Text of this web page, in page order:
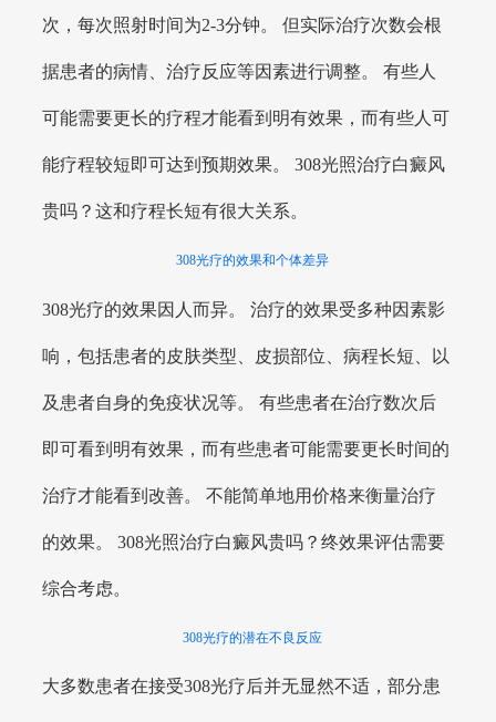
次，每次照射时间为2-3分钟。 但实际治疗次数会根
据患者的病情、治疗反应等因素进行调整。 有些人
可能需要更长的疗程才能看到明有效果，而有些人可
能疗程较短即可达到预期效果。 308光照治疗白癜风
贵吗？这和疗程长短有很大关系。
308光疗的效果和个体差异
308光疗的效果因人而异。 治疗的效果受多种因素影
响，包括患者的皮肤类型、皮损部位、病程长短、以
及患者自身的免疫状况等。 有些患者在治疗数次后
即可看到明有效果，而有些患者可能需要更长时间的
治疗才能看到改善。 不能简单地用价格来衡量治疗
的效果。 308光照治疗白癜风贵吗？终效果评估需要
综合考虑。
308光疗的潜在不良反应
大多数患者在接受308光疗后并无显然不适，部分患